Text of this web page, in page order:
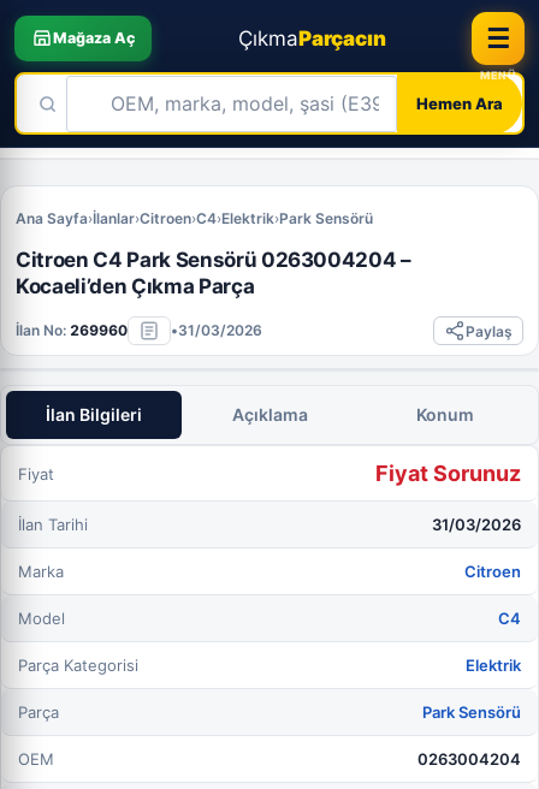
Mağaza Aç ÇıkmaParçacın
Hemen Ara
☰
Skip
content
Ana Sayfa›İlanlar›Citroen›C4›Elektrik›Park Sensörü
Citroen C4 Park Sensörü 0263004204 –
Kocaeli’den Çıkma Parça
İlan No: 269960 •31/03/2026 Paylaş
İlan Bilgileri Açıklama Konum
Fiyat Fiyat Sorunuz
İlan Tarihi 31/03/2026
Marka Citroen
Model C4
Parça Kategorisi Elektrik
Parça Park Sensörü
OEM 0263004204